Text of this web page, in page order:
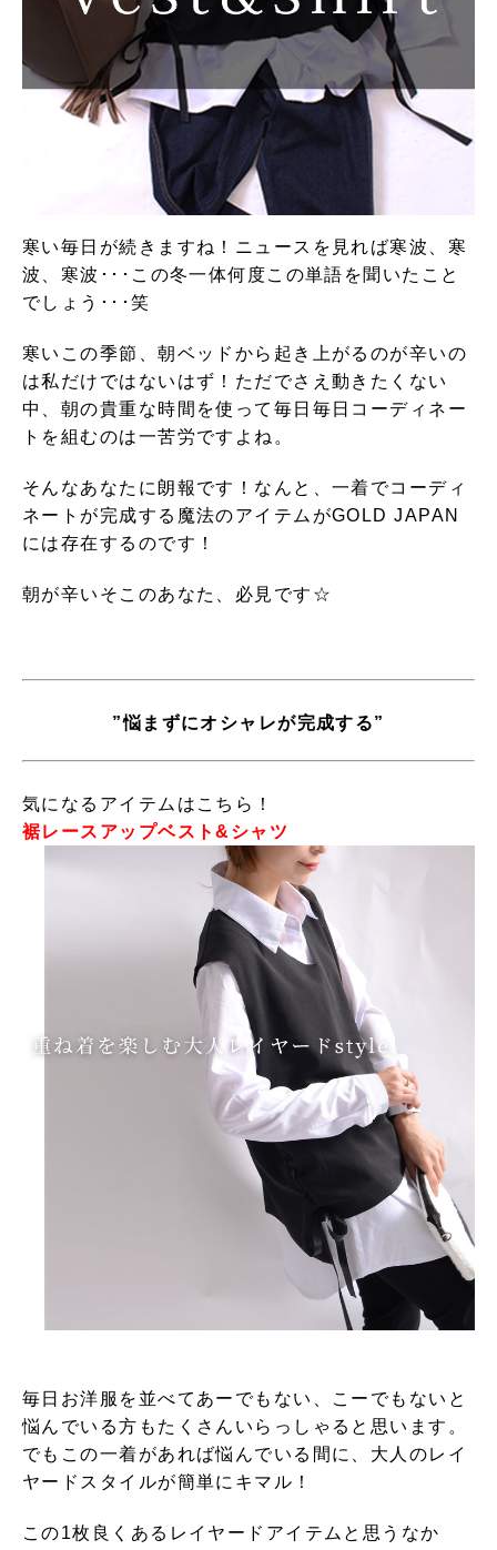
寒い毎日が続きますね！ニュースを見れば寒波、寒
波、寒波･･･この冬一体何度この単語を聞いたこと
でしょう･･･笑
寒いこの季節、朝ベッドから起き上がるのが辛いの
は私だけではないはず！ただでさえ動きたくない
中、朝の貴重な時間を使って毎日毎日コーディネー
トを組むのは一苦労ですよね。
そんなあなたに朗報です！なんと、一着でコーディ
ネートが完成する魔法のアイテムがGOLD JAPAN
には存在するのです！
朝が辛いそこのあなた、必見です☆
”悩まずにオシャレが完成する”
気になるアイテムはこちら！
裾レースアップベスト&シャツ
毎日お洋服を並べてあーでもない、こーでもないと
悩んでいる方もたくさんいらっしゃると思います。
でもこの一着があれば悩んでいる間に、大人のレイ
ヤードスタイルが簡単にキマル！
この1枚良くあるレイヤードアイテムと思うなか